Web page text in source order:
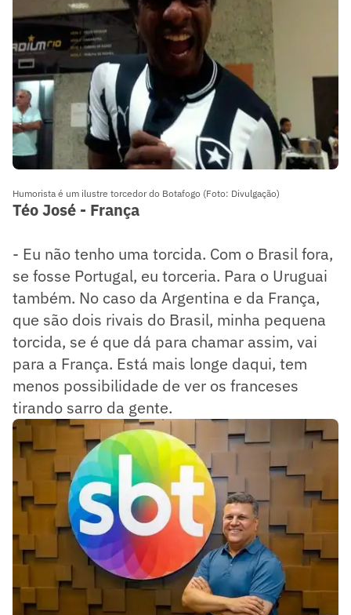
Humorista é um ilustre torcedor do Botafogo (Foto: Divulgação)
Téo José - França
- Eu não tenho uma torcida. Com o Brasil fora,
se fosse Portugal, eu torceria. Para o Uruguai
também. No caso da Argentina e da França,
que são dois rivais do Brasil, minha pequena
torcida, se é que dá para chamar assim, vai
para a França. Está mais longe daqui, tem
menos possibilidade de ver os franceses
tirando sarro da gente.